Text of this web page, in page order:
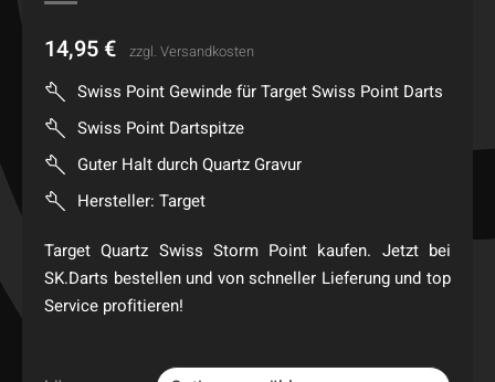
14,95 € zzgl. Versandkosten
Swiss Point Gewinde für Target Swiss Point Darts
Swiss Point Dartspitze
Guter Halt durch Quartz Gravur
Hersteller: Target
Target Quartz Swiss Storm Point kaufen. Jetzt bei
SK.Darts bestellen und von schneller Lieferung und top
Service profitieren!